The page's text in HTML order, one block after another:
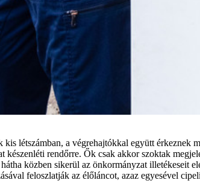
létszámban, a végrehajtókkal együtt érkeznek
készenléti rendőrre. Ők csak akkor szoktak
közben sikerül az önkormányzat illetékeseit
feloszlatják az élőláncot, azaz egyesével